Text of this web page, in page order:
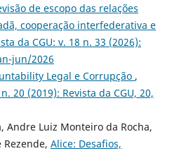
de escopo das relações
cooperação interfederativa e
da CGU: v. 18 n. 33 (2026):
jun/2026
Legal e Corrupção ,
20 (2019): Revista da CGU, 20,
Andre Luiz Monteiro da Rocha,
Alice: Desafios,